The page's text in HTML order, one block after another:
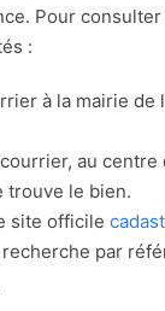
Pour
:
à la mairie de
au centre
trouve le bien.
site officile
par